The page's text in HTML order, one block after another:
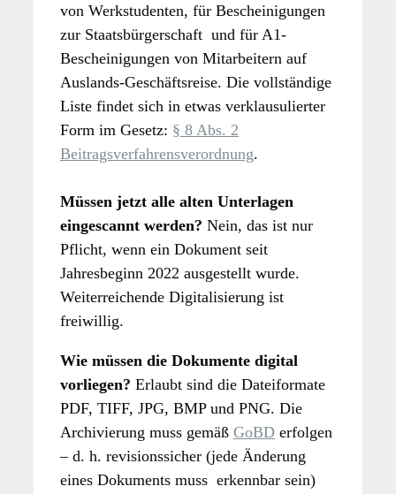
von Werkstudenten, für Bescheinigungen
zur Staatsbürgerschaft und für A1-
Bescheinigungen von Mitarbeitern auf
Auslands-Geschäftsreise. Die vollständige
Liste findet sich in etwas verklausulierter
Form im Gesetz: § 8 Abs. 2
Beitragsverfahrensverordnung.
Müssen jetzt alle alten Unterlagen
eingescannt werden? Nein, das ist nur
Pflicht, wenn ein Dokument seit
Jahresbeginn 2022 ausgestellt wurde.
Weiterreichende Digitalisierung ist
freiwillig.
Wie müssen die Dokumente digital
vorliegen? Erlaubt sind die Dateiformate
PDF, TIFF, JPG, BMP und PNG. Die
Archivierung muss gemäß GoBD erfolgen
– d. h. revisionssicher (jede Änderung
eines Dokuments muss erkennbar sein)